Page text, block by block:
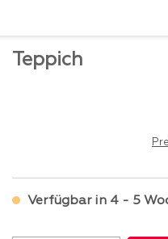
Teppich
Verfügbar in 4 - 5